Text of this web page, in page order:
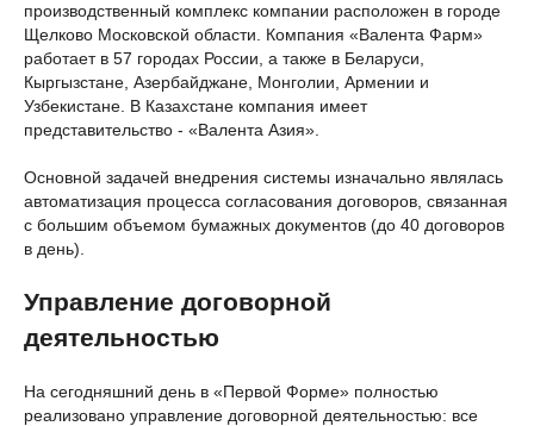
производственный комплекс компании расположен в городе
Щелково Московской области. Компания «Валента Фарм»
работает в 57 городах России, а также в Беларуси,
Кыргызстане, Азербайджане, Монголии, Армении и
Узбекистане. В Казахстане компания имеет
представительство - «Валента Азия».
Основной задачей внедрения системы изначально являлась
автоматизация процесса согласования договоров, связанная
с большим объемом бумажных документов (до 40 договоров
в день).
Управление договорной
деятельностью
На сегодняшний день в «Первой Форме» полностью
реализовано управление договорной деятельностью: все